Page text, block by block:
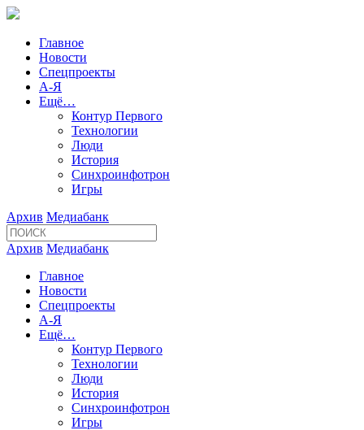
Главное
Новости
Спецпроекты
А-Я
Ещё…
Контур Первого
Технологии
Люди
История
Синхроинфотрон
Игры
Архив Медиабанк
Архив Медиабанк
Главное
Новости
Спецпроекты
А-Я
Ещё…
Контур Первого
Технологии
Люди
История
Синхроинфотрон
Игры